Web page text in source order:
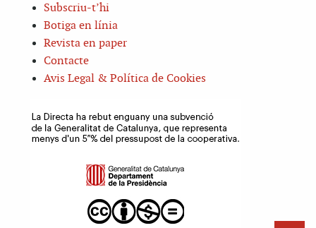
Subscriu-t’hi
Botiga en línia
Revista en paper
Contacte
Avis Legal & Política de Cookies